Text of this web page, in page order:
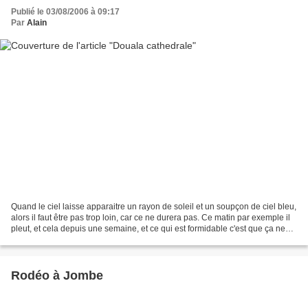
Publié le 03/08/2006 à 09:17
Par Alain
Quand le ciel laisse apparaitre un rayon de soleil et un soupçon de ciel bleu,
alors il faut être pas trop loin, car ce ne durera pas. Ce matin par exemple il
pleut, et cela depuis une semaine, et ce qui est formidable c'est que ça ne
Rodéo à Jombe